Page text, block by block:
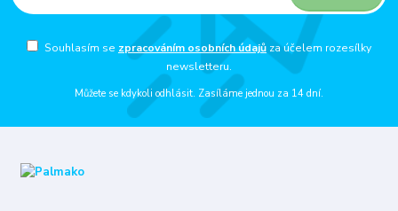
Souhlasím se zpracováním osobních údajůza účelem rozesílky
newsletteru.
Můžete se kdykoli odhlásit. Zasíláme jednou za 14 dní.